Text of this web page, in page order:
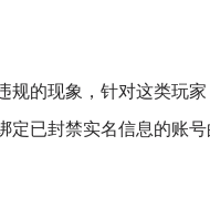
规的现象，针对这类玩
定已封禁实名信息的账